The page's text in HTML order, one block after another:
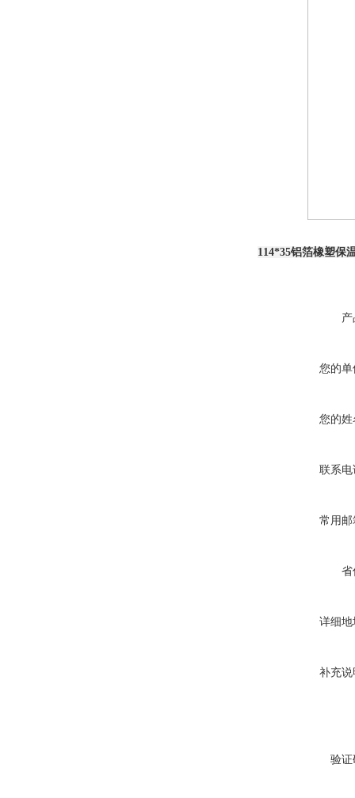
114*35铝箔橡塑保
您的单
您的姓
联系电
常用邮
省
详细地
补充说
验证